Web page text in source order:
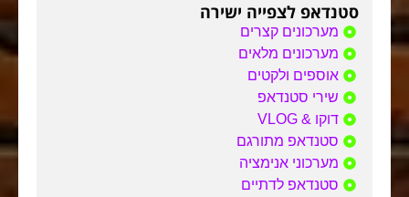
סטנדאפ לצפייה ישירה
מערכונים קצרים
מערכונים מלאים
אוספים ולקטים
שירי סטנדאפ
דוקו & VLOG
סטנדאפ מתורגם
מערכוני אנימציה
סטנדאפ לדתיים